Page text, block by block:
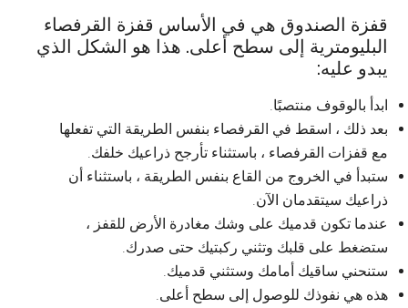
قفزة الصندوق هي في الأساس قفزة القرفصاء
البليومترية إلى سطح أعلى. هذا هو الشكل الذي
يبدو عليه:
ابدأ بالوقوف منتصبًا.
بعد ذلك ، اسقط في القرفصاء بنفس الطريقة التي تفعلها
مع قفزات القرفصاء ، باستثناء تأرجح ذراعيك خلفك.
ستبدأ في الخروج من القاع بنفس الطريقة ، باستثناء أن
ذراعيك سيتقدمان الآن.
عندما تكون قدميك على وشك مغادرة الأرض للقفز ،
ستضغط على قلبك وتثني ركبتيك حتى صدرك.
ستنحني ساقيك أمامك وستثني قدميك.
هذه هي نفوذك للوصول إلى سطح أعلى.